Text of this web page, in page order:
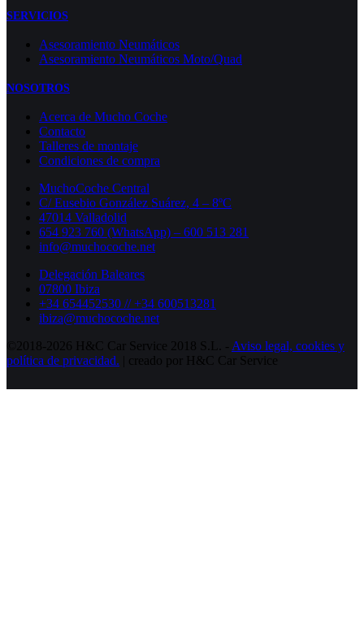
SERVICIOS
Asesoramiento Neumáticos
Asesoramiento Neumáticos Moto/Quad
NOSOTROS
Acerca de Mucho Coche
Contacto
Talleres de montaje
Condiciones de compra
MuchoCoche Central
C/ Eusebio González Suárez, 4 – 8ºC
47014 Valladolid
654 923 760 (WhatsApp) – 600 513 281
info@muchocoche.net
Delegación Baleares
07800 Ibiza
+34 654452530 // +34 600513281
ibiza@muchocoche.net
©2018-2026 H&C Car Service 2018 S.L. - Aviso legal, cookies y
política de privacidad. | creado por H&C Car Service